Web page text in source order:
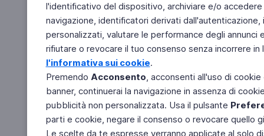
l'identificativo del dispositivo, archiviare e/o
navigazione, identificatori derivati
personalizzati, valutare le performance degli
rifiutare o revocare il tuo consenso senza incorrere
l'informativa sui cookie.
Premendo Acconsento, acconsenti all'uso di
banner, continuerai la navigazione in assenza di
pubblicità non personalizzata. Usa il pulsante
parti e cookie, negare il consenso o revocare quello
Le scelte da te espresse verranno applicate al solo